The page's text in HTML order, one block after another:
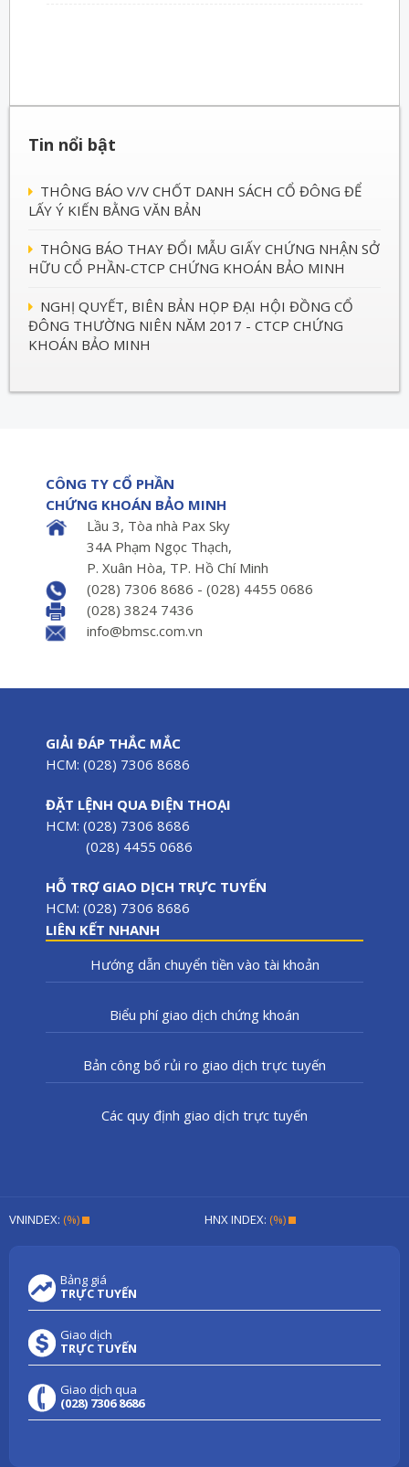
Tin nổi bật
THÔNG BÁO V/V CHỐT DANH SÁCH CỔ ĐÔNG ĐỂ
LẤY Ý KIẾN BẰNG VĂN BẢN
THÔNG BÁO THAY ĐỔI MẪU GIẤY CHỨNG NHẬN SỞ
HỮU CỔ PHẦN-CTCP CHỨNG KHOÁN BẢO MINH
NGHỊ QUYẾT, BIÊN BẢN HỌP ĐẠI HỘI ĐỒNG CỔ
ĐÔNG THƯỜNG NIÊN NĂM 2017 - CTCP CHỨNG
KHOÁN BẢO MINH
CÔNG TY CỔ PHẦN
CHỨNG KHOÁN BẢO MINH
Lầu 3, Tòa nhà Pax Sky
34A Phạm Ngọc Thạch,
P. Xuân Hòa, TP. Hồ Chí Minh
(028) 7306 8686 - (028) 4455 0686
(028) 3824 7436
info@bmsc.com.vn
GIẢI ĐÁP THẮC MẮC
HCM: (028) 7306 8686
ĐẶT LỆNH QUA ĐIỆN THOẠI
HCM: (028) 7306 8686
(028) 4455 0686
HỖ TRỢ GIAO DỊCH TRỰC TUYẾN
HCM: (028) 7306 8686
LIÊN KẾT NHANH
Hướng dẫn chuyển tiền vào tài khoản
Biểu phí giao dịch chứng khoán
Bản công bố rủi ro giao dịch trực tuyến
Các quy định giao dịch trực tuyến
VNINDEX: (%) HNX INDEX: (%)
Bảng giá
TRỰC TUYẾN
Giao dịch
TRỰC TUYẾN
Giao dịch qua
(028) 7306 8686